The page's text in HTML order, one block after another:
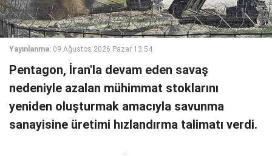
Yayınlanma: 09 Ağustos 2026 Pazar 13:54
Pentagon, İran'la devam eden savaş
nedeniyle azalan mühimmat stoklarını
yeniden oluşturmak amacıyla savunma
sanayisine üretimi hızlandırma talimatı verdi.